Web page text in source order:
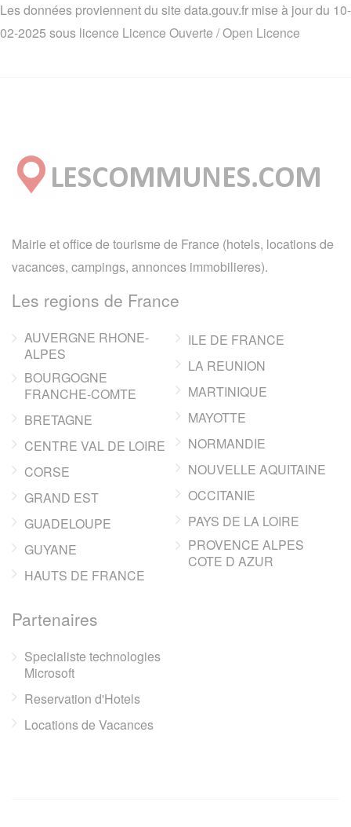
Les données proviennent du site data.gouv.fr mise à jour du 10-
02-2025 sous licence Licence Ouverte / Open Licence
Mairie et office de tourisme de France (hotels, locations de
vacances, campings, annonces immobilieres).
Les regions de France
AUVERGNE RHONE-
ALPES
BOURGOGNE
FRANCHE-COMTE
BRETAGNE
CENTRE VAL DE LOIRE
CORSE
GRAND EST
GUADELOUPE
GUYANE
HAUTS DE FRANCE
ILE DE FRANCE
LA REUNION
MARTINIQUE
MAYOTTE
NORMANDIE
NOUVELLE AQUITAINE
OCCITANIE
PAYS DE LA LOIRE
PROVENCE ALPES
COTE D AZUR
Partenaires
Specialiste technologies
Microsoft
Reservation d'Hotels
Locations de Vacances